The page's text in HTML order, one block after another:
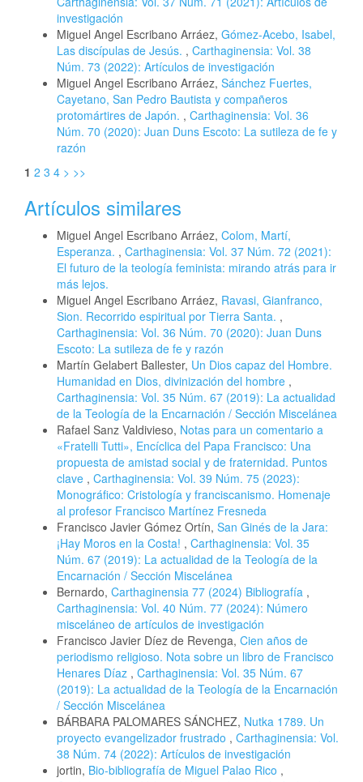
investigación
Miguel Angel Escribano Arráez, Gómez-Acebo, Isabel,
Las discípulas de Jesús. , Carthaginensia: Vol. 38
Núm. 73 (2022): Artículos de investigación
Miguel Angel Escribano Arráez, Sánchez Fuertes,
Cayetano, San Pedro Bautista y compañeros
protomártires de Japón. , Carthaginensia: Vol. 36
Núm. 70 (2020): Juan Duns Escoto: La sutileza de fe y
razón
1 2 3 4 > >>
Artículos similares
Miguel Angel Escribano Arráez, Colom, Martí,
Esperanza. , Carthaginensia: Vol. 37 Núm. 72 (2021):
El futuro de la teología feminista: mirando atrás para ir
más lejos.
Miguel Angel Escribano Arráez, Ravasi, Gianfranco,
Sion. Recorrido espiritual por Tierra Santa. ,
Carthaginensia: Vol. 36 Núm. 70 (2020): Juan Duns
Escoto: La sutileza de fe y razón
Martín Gelabert Ballester, Un Dios capaz del Hombre.
Humanidad en Dios, divinización del hombre ,
Carthaginensia: Vol. 35 Núm. 67 (2019): La actualidad
de la Teología de la Encarnación / Sección Miscelánea
Rafael Sanz Valdivieso, Notas para un comentario a
«Fratelli Tutti», Encíclica del Papa Francisco: Una
propuesta de amistad social y de fraternidad. Puntos
clave , Carthaginensia: Vol. 39 Núm. 75 (2023):
Monográfico: Cristología y franciscanismo. Homenaje
al profesor Francisco Martínez Fresneda
Francisco Javier Gómez Ortín, San Ginés de la Jara:
¡Hay Moros en la Costa! , Carthaginensia: Vol. 35
Núm. 67 (2019): La actualidad de la Teología de la
Encarnación / Sección Miscelánea
Bernardo, Carthaginensia 77 (2024) Bibliografía ,
Carthaginensia: Vol. 40 Núm. 77 (2024): Número
misceláneo de artículos de investigación
Francisco Javier Díez de Revenga, Cien años de
periodismo religioso. Nota sobre un libro de Francisco
Henares Díaz , Carthaginensia: Vol. 35 Núm. 67
(2019): La actualidad de la Teología de la Encarnación
/ Sección Miscelánea
BÁRBARA PALOMARES SÁNCHEZ, Nutka 1789. Un
proyecto evangelizador frustrado , Carthaginensia: Vol.
38 Núm. 74 (2022): Artículos de investigación
jortin, Bio-bibliografía de Miguel Palao Rico ,